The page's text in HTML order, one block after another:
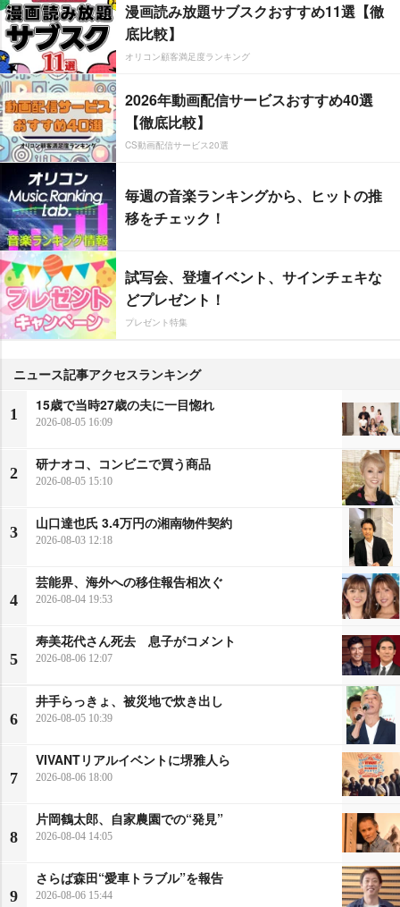
漫画読み放題サブスクおすすめ11選【徹
底比較】
オリコン顧客満足度ランキング
2026年動画配信サービスおすすめ40選
【徹底比較】
CS動画配信サービス20選
毎週の音楽ランキングから、ヒットの推
移をチェック！
試写会、登壇イベント、サインチェキな
どプレゼント！
プレゼント特集
ニュース記事アクセスランキング
1
15歳で当時27歳の夫に一目惚れ
2026-08-05 16:09
2
研ナオコ、コンビニで買う商品
2026-08-05 15:10
3
山口達也氏 3.4万円の湘南物件契約
2026-08-03 12:18
4
芸能界、海外への移住報告相次ぐ
2026-08-04 19:53
5
寿美花代さん死去 息子がコメント
2026-08-06 12:07
6
井手らっきょ、被災地で炊き出し
2026-08-05 10:39
7
VIVANTリアルイベントに堺雅人ら
2026-08-06 18:00
8
片岡鶴太郎、自家農園での“発見”
2026-08-04 14:05
9
さらば森田“愛車トラブル”を報告
2026-08-06 15:44